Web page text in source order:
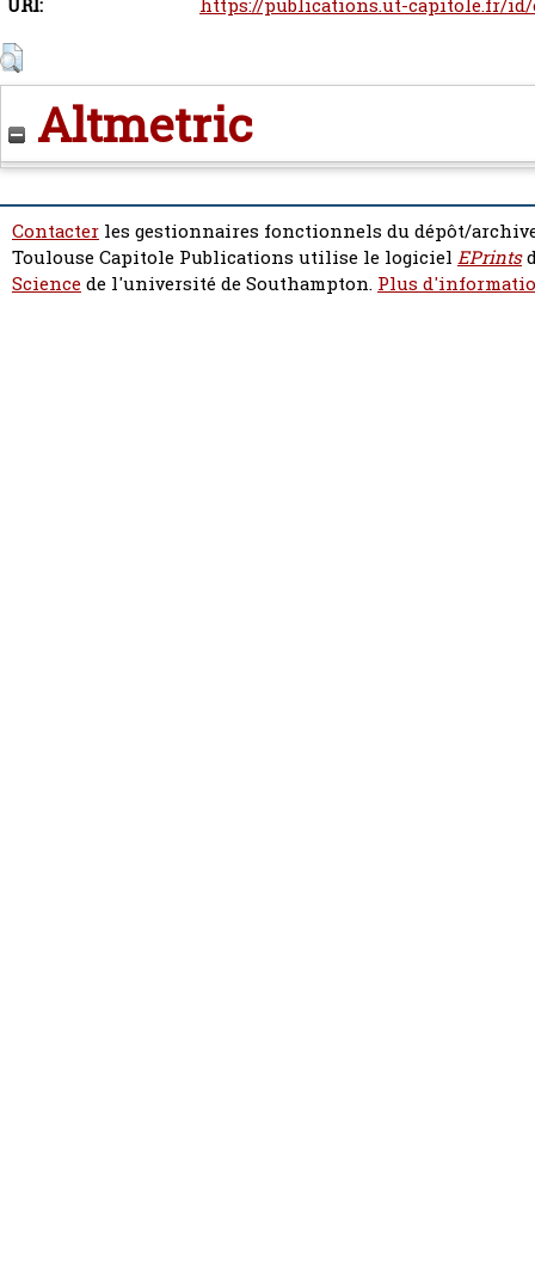
URI: https://publications.ut-capitole.fr/
Altmetric
Contacter les gestionnaires fonctionnels du dépôt/
Toulouse Capitole Publications utilise le logiciel EPrints
Sciencede l'université de Southampton. Plus